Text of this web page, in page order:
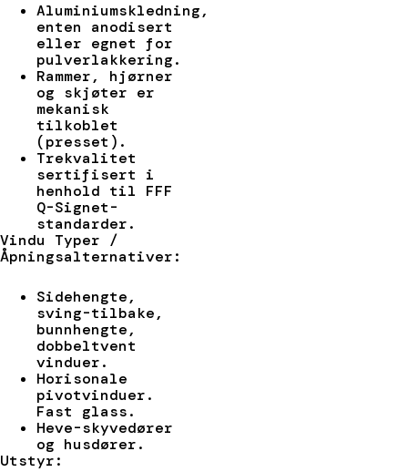
Aluminiumskledning,
enten anodisert
eller egnet for
pulverlakkering.
Rammer, hjørner
og skjøter er
mekanisk
tilkoblet
(presset).
Trekvalitet
sertifisert i
henhold til FFF
Q-Signet-
standarder.
Vindu Typer /
Åpningsalternativer:
Sidehengte,
sving-tilbake,
bunnhengte,
dobbeltvent
vinduer.
Horisonale
pivotvinduer.
Fast glass.
Heve-skyvedører
og husdører.
Utstyr: